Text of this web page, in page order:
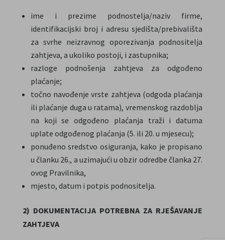
ime i prezime podnostelja/naziv firme,
identifikacijski broj i adresu sjedišta/prebivališta
za svrhe neizravnog oporezivanja podnositelja
zahtjeva, a ukoliko postoji, i zastupnika;
razloge podnošenja zahtjeva za odgođeno
plaćanje;
točno navođenje vrste zahtjeva (odgoda plaćanja
ili plaćanje duga u ratama), vremenskog razdoblja
na koji se odgođeno plaćanja traži i datuma
uplate odgođenog plaćanja (5. ili 20. u mjesecu);
ponuđeno sredstvo osiguranja, kako je propisano
u članku 26., a uzimajući u obzir odredbe članka 27.
ovog Pravilnika,
mjesto, datum i potpis podnositelja.
2) DOKUMENTACIJA POTREBNA ZA RJEŠAVANJE
ZAHTJEVA